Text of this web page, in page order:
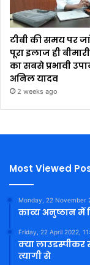
टीबी की समय पर
पूरा इलाज ही
का सबसे प्रभावी
अनिल यादव
2 weeks ago
Most Viewed
Monday, 22 November
काव्य अनुष्ठान में
Friday, 22 April 2022,
क्या लाउडस्पीकर
त्यागी से